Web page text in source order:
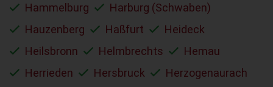
Hammelburg
Harburg (Schwaben)
Hauzenberg
Haßfurt
Heideck
Heilsbronn
Helmbrechts
Hemau
Herrieden
Hersbruck
Herzogenaurach